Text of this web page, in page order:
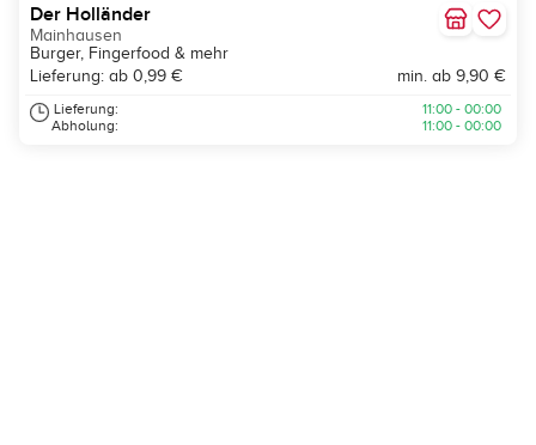
Der Holländer
Mainhausen
Burger, Fingerfood & mehr
Lieferung: ab 0,99 €
min. ab 9,90 €
Lieferung:
Abholung:
11:00 - 00:00
11:00 - 00:00